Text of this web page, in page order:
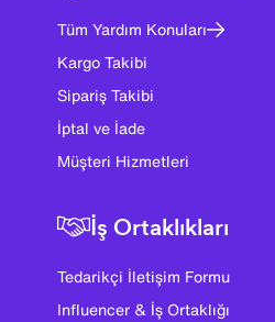
Tüm Yardım Konuları
Kargo Takibi
Sipariş Takibi
İptal ve İade
Müşteri Hizmetleri
İş Ortaklıkları
Tedarikçi İletişim Formu
Influencer & İş Ortaklığı